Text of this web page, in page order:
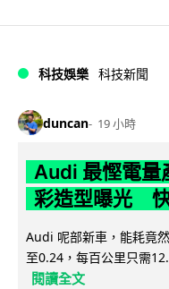
科技娛樂 科技新聞
duncan 19 小時
Audi 最慳電
彩造型曝光
Audi 呢部新車，能耗竟
至0.24，每百公里只需
閱讀全文